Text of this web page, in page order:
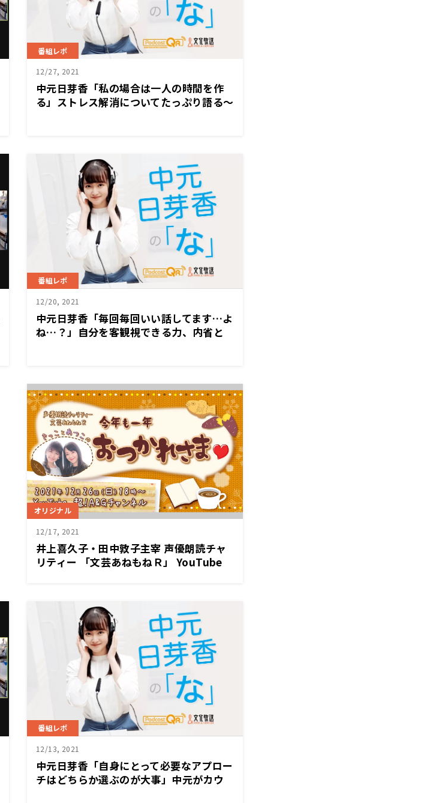
番組レポ
12/27, 2021
中元日芽香「私の場合は一人の時間を作
る」ストレス解消についてたっぷり語る～
番組レポ
12/20, 2021
中元日芽香「毎回毎回いい話してます…よ
ね…？」自分を客観視できる力、内省と
オリジナル
12/17, 2021
井上喜久子・田中敦子主宰 声優朗読チャ
リティー 「文芸あねもねＲ」 YouTube
番組レポ
12/13, 2021
中元日芽香「自身にとって必要なアプロー
チはどちらか選ぶのが大事」中元がカウ